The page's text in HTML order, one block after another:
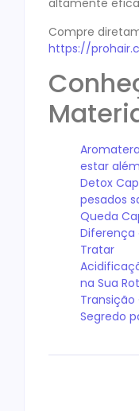
altamente
Compre
https://
estar
Detox
pesados
Queda
Diferença
Tratar
na Sua
Transição
Segredo